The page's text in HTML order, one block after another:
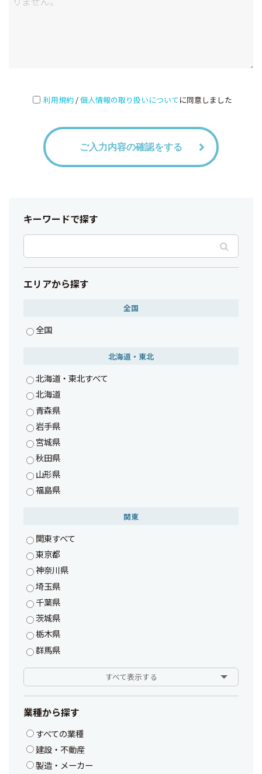
利用規約 /個人情報の取り扱いについてに同意しました
ご入力内容の確認をする
キーワードで探す
エリアから探す
全国
全国
北海道・東北
北海道・東北すべて
北海道
青森県
岩手県
宮城県
秋田県
山形県
福島県
関東
関東すべて
東京都
神奈川県
埼玉県
千葉県
茨城県
栃木県
群馬県
すべて表示する
業種から探す
すべての業種
建設・不動産
製造・メーカー